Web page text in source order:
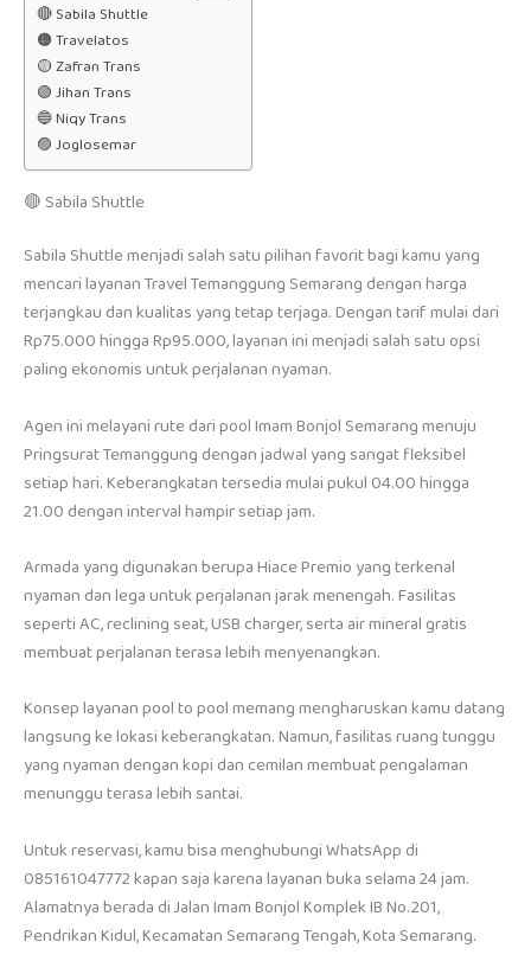
🔴 Sabila Shuttle
🟠 Travelatos
🟡 Zafran Trans
🟢 Jihan Trans
🔵 Niqy Trans
🟣 Joglosemar
🔴 Sabila Shuttle
Sabila Shuttle menjadi salah satu pilihan favorit bagi kamu yang
mencari layanan Travel Temanggung Semarang dengan harga
terjangkau dan kualitas yang tetap terjaga. Dengan tarif mulai dari
Rp75.000 hingga Rp95.000, layanan ini menjadi salah satu opsi
paling ekonomis untuk perjalanan nyaman.
Agen ini melayani rute dari pool Imam Bonjol Semarang menuju
Pringsurat Temanggung dengan jadwal yang sangat fleksibel
setiap hari. Keberangkatan tersedia mulai pukul 04.00 hingga
21.00 dengan interval hampir setiap jam.
Armada yang digunakan berupa Hiace Premio yang terkenal
nyaman dan lega untuk perjalanan jarak menengah. Fasilitas
seperti AC, reclining seat, USB charger, serta air mineral gratis
membuat perjalanan terasa lebih menyenangkan.
Konsep layanan pool to pool memang mengharuskan kamu datang
langsung ke lokasi keberangkatan. Namun, fasilitas ruang tunggu
yang nyaman dengan kopi dan cemilan membuat pengalaman
menunggu terasa lebih santai.
Untuk reservasi, kamu bisa menghubungi WhatsApp di
085161047772 kapan saja karena layanan buka selama 24 jam.
Alamatnya berada di Jalan Imam Bonjol Komplek IB No.201,
Pendrikan Kidul, Kecamatan Semarang Tengah, Kota Semarang.